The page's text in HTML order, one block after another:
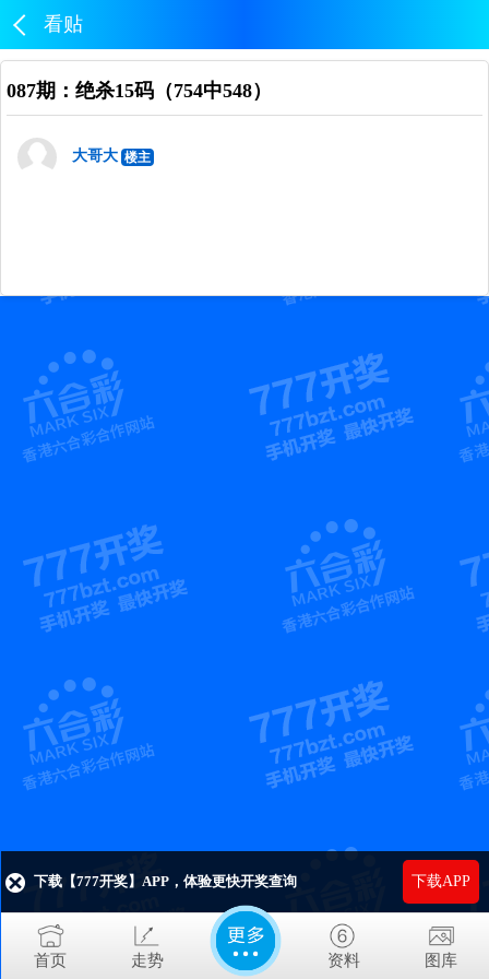
看贴
087期：绝杀15码（754中548）
大哥大 楼主
首页 走势 资料 图库
下载【777开奖】APP，体验更快开奖查询 下载APP